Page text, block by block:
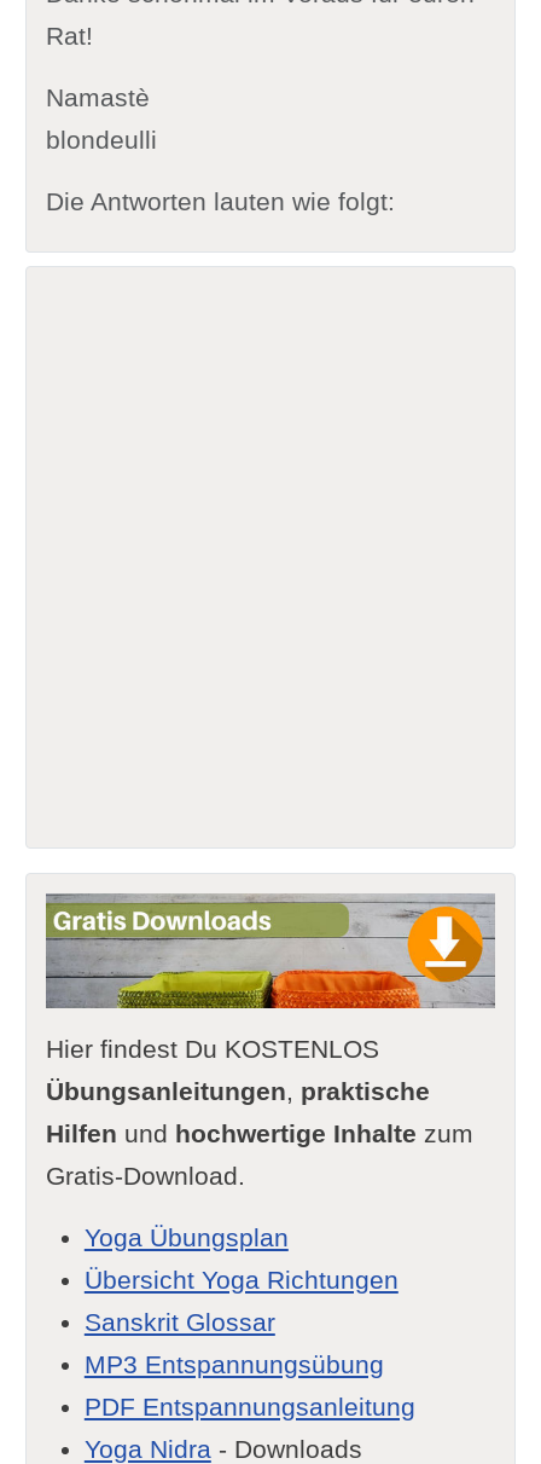
Rat!
Namastè
blondeulli
Die Antworten lauten wie folgt:
Hier findest Du KOSTENLOS
Übungsanleitungen, praktische
Hilfen und hochwertige Inhalte zum
Gratis-Download.
Yoga Übungsplan
Übersicht Yoga Richtungen
Sanskrit Glossar
MP3 Entspannungsübung
PDF Entspannungsanleitung
Yoga Nidra- Downloads